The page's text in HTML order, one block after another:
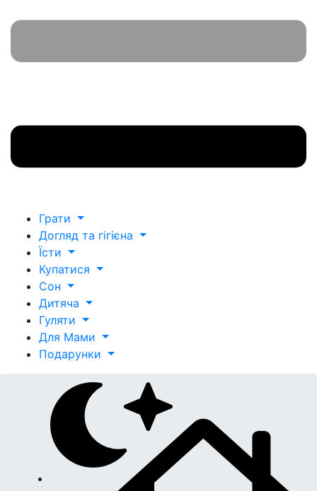
Грати
Догляд та гігієна
Їсти
Купатися
Сон
Дитяча
Гуляти
Для Мами
Подарунки